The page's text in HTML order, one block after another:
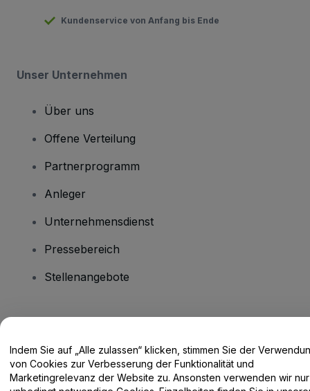
Kundenservice von Anfang bis Ende
Unser Unternehmen
Über uns
Offene Verteilung
Partnerprogramm
Anleger
Unternehmensdienst
Pressebereich
Stellenangebote
Hilfe-Center / Kontakt
Indem Sie auf „Alle zulassen“ klicken, stimmen Sie der
von Cookies zur Verbesserung der Funktionalität und
Marketingrelevanz der Website zu. Ansonsten verwenden wir nur